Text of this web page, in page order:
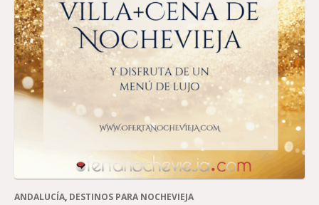
ANDALUCÍA, DESTINOS PARA NOCHEVIEJA